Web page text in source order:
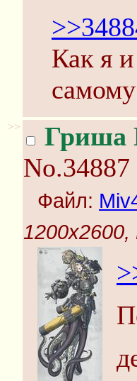
Как я
>> Гриша
No.34887
Файл: